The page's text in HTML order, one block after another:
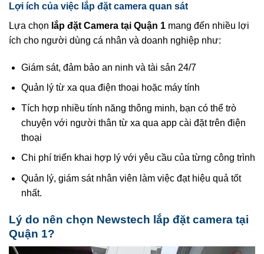
Lợi ích của việc lắp đặt camera quan sát
Lựa chọn lắp đặt Camera tại Quận 1 mang đến nhiều lợi
ích cho người dùng cá nhân và doanh nghiệp như:
Giám sát, đảm bảo an ninh và tài sản 24/7
Quản lý từ xa qua điện thoại hoặc máy tính
Tích hợp nhiều tính năng thông minh, bạn có thể trò
chuyện với người thân từ xa qua app cài đặt trên điện
thoại
Chi phí triển khai hợp lý với yêu cầu của từng công trình
Quản lý, giám sát nhân viên làm việc đạt hiệu quả tốt
nhất.
Lý do nên chọn Newstech lắp đặt camera tại
Quận 1?